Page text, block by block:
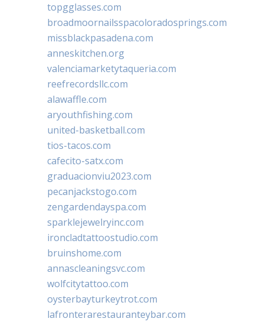
topgglasses.com
broadmoornailsspacoloradosprings.com
missblackpasadena.com
anneskitchen.org
valenciamarketytaqueria.com
reefrecordsllc.com
alawaffle.com
aryouthfishing.com
united-basketball.com
tios-tacos.com
cafecito-satx.com
graduacionviu2023.com
pecanjackstogo.com
zengardendayspa.com
sparklejewelryinc.com
ironcladtattoostudio.com
bruinshome.com
annascleaningsvc.com
wolfcitytattoo.com
oysterbayturkeytrot.com
lafronterarestauranteybar.com